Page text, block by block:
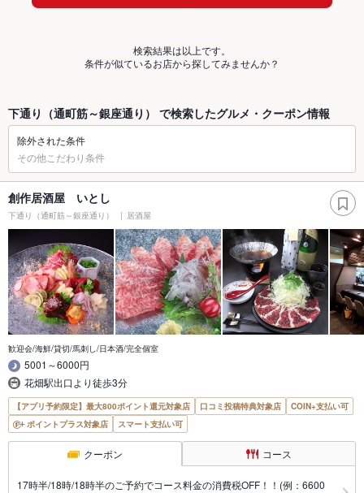
検索結果は以上です。
条件が似ているお店から探してみませんか？
下通り（通町筋～銀座通り） で検索したグルメ・クーポン情報
除外された条件
その他こだわり条件
創作居酒屋 いとし
下通り（通町筋～銀座通り） 居酒屋
歓迎会/海鮮/貸切/馬刺し/日本酒/完全個室
5001～6000円
花畑駅出口より徒歩3分
【アプリ予約限定】最大800ポイント還元対象店 口コミ投稿特典対象店
COIN+支払い可
ポイントプラス対象店
スマート支払い可
クーポン コース
17時半/18時/18時半のご予約でコース料金の消費税OFF！！(例：6600